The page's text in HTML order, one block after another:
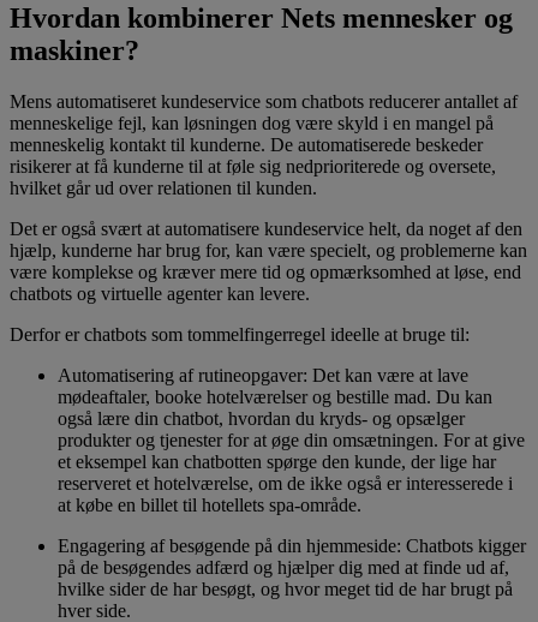
Hvordan kombinerer Nets mennesker og
maskiner?
Mens automatiseret kundeservice som chatbots reducerer antallet af
menneskelige fejl, kan løsningen dog være skyld i en mangel på
menneskelig kontakt til kunderne. De automatiserede beskeder
risikerer at få kunderne til at føle sig nedprioriterede og oversete,
hvilket går ud over relationen til kunden.
Det er også svært at automatisere kundeservice helt, da noget af den
hjælp, kunderne har brug for, kan være specielt, og problemerne kan
være komplekse og kræver mere tid og opmærksomhed at løse, end
chatbots og virtuelle agenter kan levere.
Derfor er chatbots som tommelfingerregel ideelle at bruge til:
Automatisering af rutineopgaver: Det kan være at lave
mødeaftaler, booke hotelværelser og bestille mad. Du kan
også lære din chatbot, hvordan du kryds- og opsælger
produkter og tjenester for at øge din omsætningen. For at give
et eksempel kan chatbotten spørge den kunde, der lige har
reserveret et hotelværelse, om de ikke også er interesserede i
at købe en billet til hotellets spa-område.
Engagering af besøgende på din hjemmeside: Chatbots kigger
på de besøgendes adfærd og hjælper dig med at finde ud af,
hvilke sider de har besøgt, og hvor meget tid de har brugt på
hver side.